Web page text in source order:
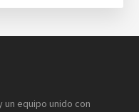
un equipo unido con